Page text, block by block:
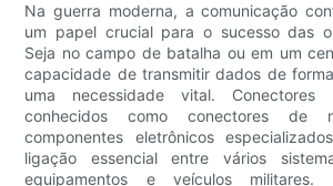
Na guerra moderna, a comunicação
um papel crucial para o sucesso das
Seja no campo de batalha ou em um
capacidade de transmitir dados de
uma necessidade vital. Conectores
conhecidos como conectores de
componentes eletrônicos
ligação essencial entre vários
equipamentos e veículos militares.